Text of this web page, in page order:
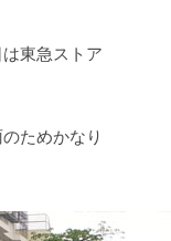
東急ストア
ためかなり